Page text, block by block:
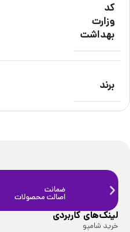
کد
وزارت
بهداشت
برند
ضمانت
اصالت محصولات
لینک‌های کاربردی
خرید شامپو